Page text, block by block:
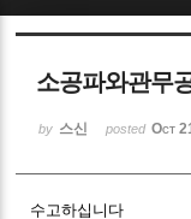
소공파와관무
by 스신 posted Oct
수고하십니다